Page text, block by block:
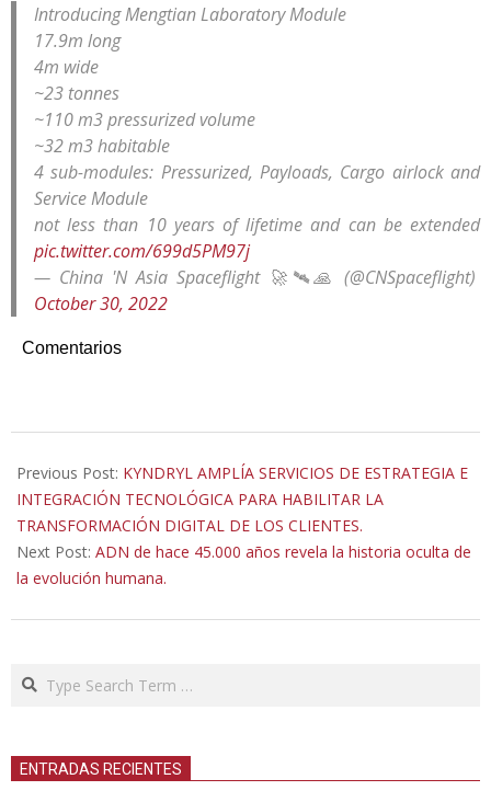
Introducing Mengtian Laboratory Module
17.9m long
4m wide
~23 tonnes
~110 m3 pressurized volume
~32 m3 habitable
4 sub-modules: Pressurized, Payloads, Cargo airlock and
Service Module
not less than 10 years of lifetime and can be extended
pic.twitter.com/699d5PM97j
— China 'N Asia Spaceflight 🚀🛰️🙏 (@CNSpaceflight)
October 30, 2022
Comentarios
11-
01
Previous Post: KYNDRYL AMPLÍA SERVICIOS DE ESTRATEGIA E
INTEGRACIÓN TECNOLÓGICA PARA HABILITAR LA
TRANSFORMACIÓN DIGITAL DE LOS CLIENTES.
Next Post: ADN de hace 45.000 años revela la historia oculta de
la evolución humana.
Search
ENTRADAS RECIENTES